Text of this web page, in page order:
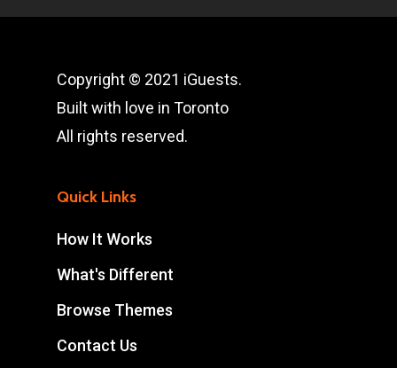
Copyright © 2021 iGuests.
Built with love in Toronto
All rights reserved.
Quick Links
How It Works
What's Different
Browse Themes
Contact Us